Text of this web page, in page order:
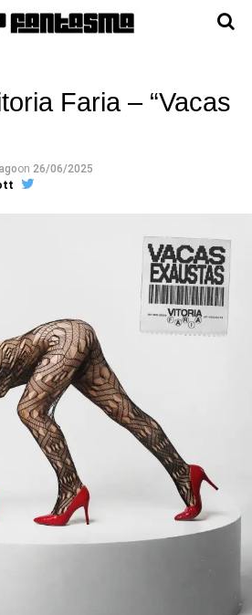
Faria – “Vacas
on 26/06/2025